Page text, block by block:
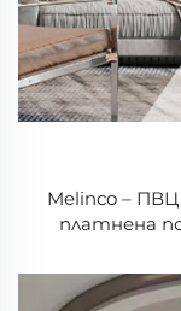
Melinco –
платнена